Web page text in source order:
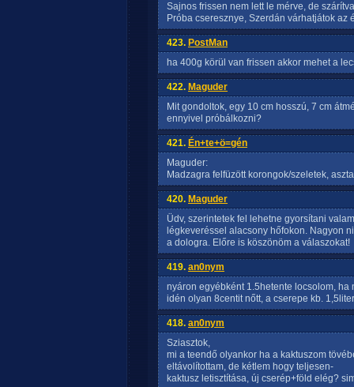
Sajnos frissen nem lett le mérve, de
Próba cseresznye, Szerdán várhatjátok
423. PostMan
ha 400g körül van frissen akkor mehet a
422. Maguder
Mit gondoltok, egy 10 cm hosszú, 7 cm
ennyivel próbálkozni?
421. Én+te+ö=gén
Maguder:
Madzagra felfüzött korongok/szeletek,
420. Maguder
Üdv, szerintetek fel lehetne gyorsítani
légkeveréssel alacsony hőfokon. Nagyon
a dologra. Előre is köszönöm a válaszokat!
419. an0nym
nyáron egyébként 1.5hetente locsolom,
idén olyan 8centit nőtt, a cserepe kb.
418. an0nym
Sziasztok,
mi a teendő olyankor ha a kaktuszom
eltávolítottam, de kétlem hogy teljesen-
kaktusz letisztítása, új cserép+föld elég?